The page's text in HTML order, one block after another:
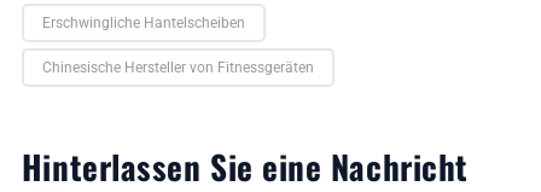
Erschwingliche Hantelscheiben
Chinesische Hersteller von Fitnessgeräten
Hinterlassen Sie eine Nachricht